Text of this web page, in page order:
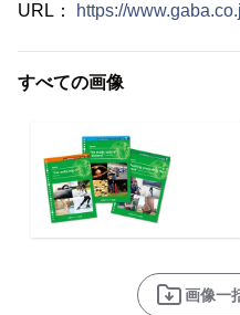
URL：
https://
すべての画像
画像一